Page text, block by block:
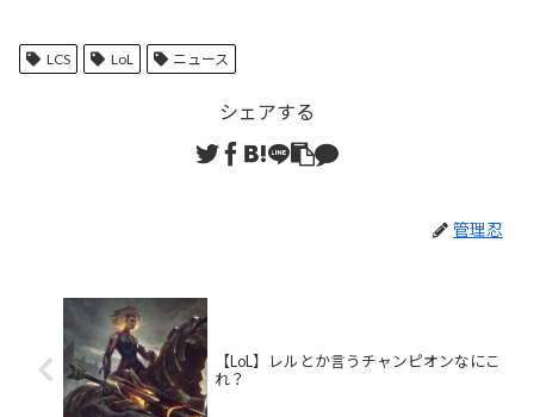
LCS LoL ニュース
シェアする
管理忍
【LoL】レルとか言うチャンピオンなにこ
れ？